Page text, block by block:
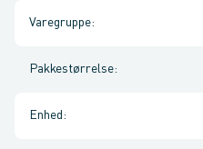
Varegruppe:
Pakkestørrelse:
Enhed :